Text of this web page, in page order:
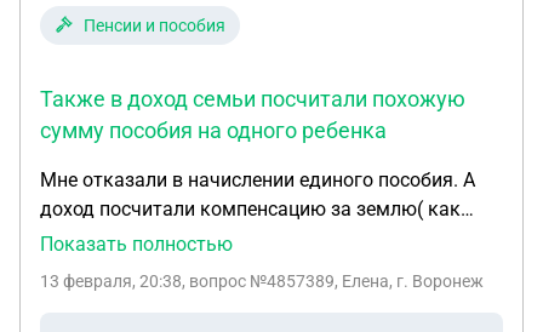
Пенсии и пособия
Также в доход семьи посчитали похожую
сумму пособия на одного ребенка
Мне отказали в начислении единого пособия. А
доход посчитали компенсацию за землю( как
многодетной семье нам положен земельный
компенсации на ремонт дома, были
Показать полностью
13 февраля, 20:38, вопрос №4857389, Елена, г. Воронеж